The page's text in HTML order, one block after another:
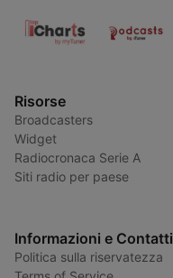
Risorse
Broadcasters
Widget
Radiocronaca Serie A
Siti radio per paese
Informazioni e Contatti
Politica sulla riservatezza